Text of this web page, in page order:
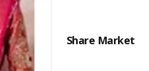
Share Market